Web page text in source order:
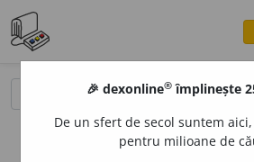
🎉 dexonline® împlinește
De un sfert de secol suntem
pentru milioane de